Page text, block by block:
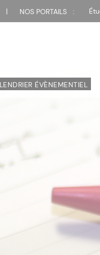
NOS PORTAILS :
ÉVÈNEMENTIEL